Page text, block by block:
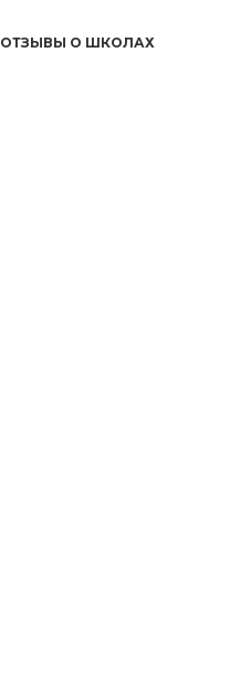
ОТЗЫВЫ О ШКОЛАХ